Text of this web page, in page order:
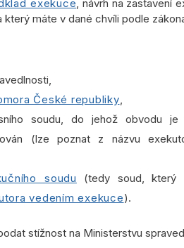
exekuce, návrh na zastavení
který máte v dané chvíli podle
České republiky,
soudu, do jehož obvodu
(lze poznat z názvu
soudu (tedy soud, který
vedením exekuce).
stížnost na Ministerstvu